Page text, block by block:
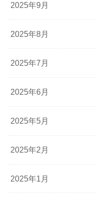
2025年9月
2025年8月
2025年7月
2025年6月
2025年5月
2025年2月
2025年1月